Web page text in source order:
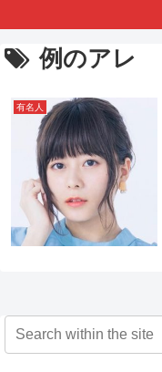
例のアレ
有名人